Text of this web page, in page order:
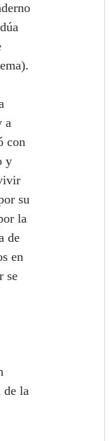
a
con
y
su
la
de
en
se
de la